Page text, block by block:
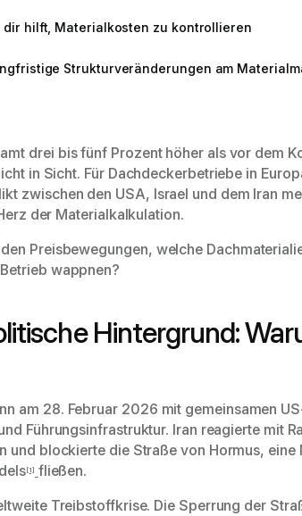
dir hilft, Materialkosten zu kontrollieren
Strukturveränderungen am
drei bis fünf Prozent höher als vor dem
in Sicht. Für Dachdeckerbetriebe in
zwischen den USA, Israel und dem Iran
der Materialkalkulation.
Preisbewegungen, welche
wappnen?
Hintergrund:
am 28. Februar 2026 mit gemeinsamen
Führungsinfrastruktur. Iran reagierte mit
und blockierte die Straße von Hormus,
[1] fließen.
Treibstoffkrise. Die Sperrung der